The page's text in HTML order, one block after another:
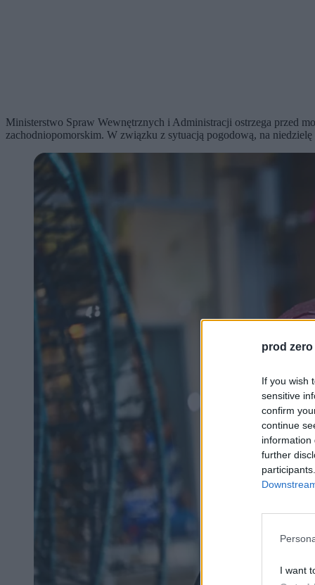
prod zero
If you wish
sensitive
confirm
continue
information
further
I want
Ministerstwo Spraw Wewnętrznych i Administracji ostrzega przed
zachodniopomorskim. W związku z sytuacją pogodową, na